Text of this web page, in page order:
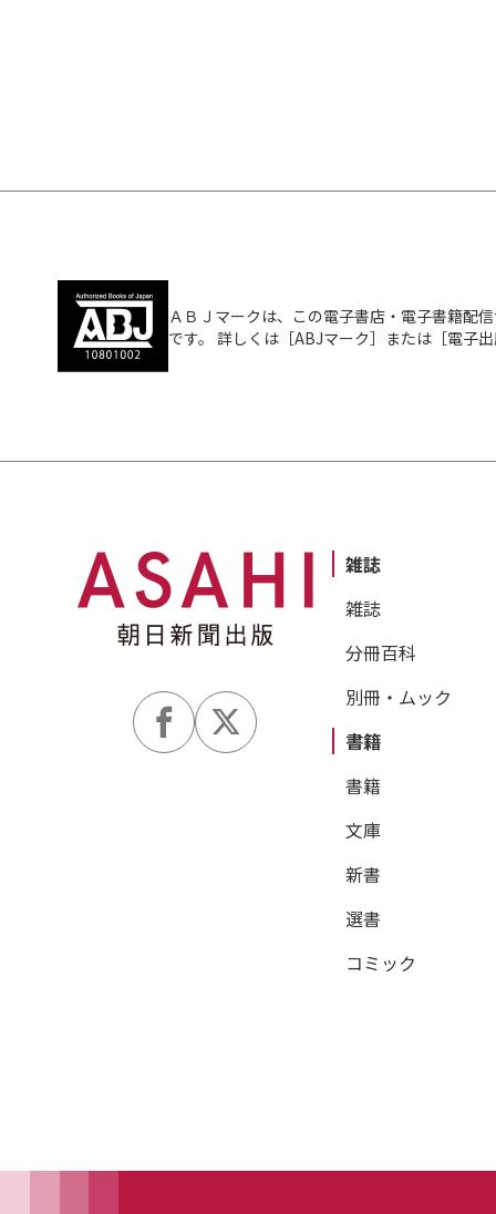
ＡＢＪマークは、この電子書店・電子書籍配
です。 詳しくは［ABJマーク］または［電子
雑誌
雑誌
分冊百科
別冊・ムック
書籍
書籍
文庫
新書
選書
コミック